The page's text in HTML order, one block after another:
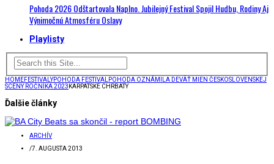
Pohoda 2026 Odštartovala Naplno. Jubilejný Festival Spojil Hudbu, Rodiny Aj
Výnimočnú Atmosféru Oslavy
Playlisty
HOMEFESTIVALYPOHODA FESTIVAL
POHODA OZNÁMILA DEVÄŤ MIEN ČESKOSLOVENSKEJ
SCÉNY ROČNÍKA 2023 KARPATSKE CHRBATY
Ďalšie články
ARCHÍV
/7. AUGUSTA 2013